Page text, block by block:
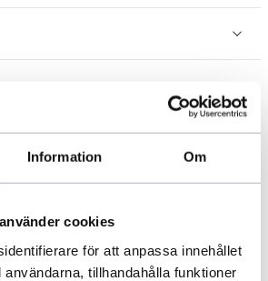
Information Om
cookies
för att anpassa innehållet
tillhandahålla funktioner